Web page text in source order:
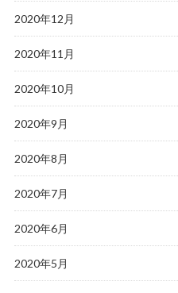
2020年12月
2020年11月
2020年10月
2020年9月
2020年8月
2020年7月
2020年6月
2020年5月